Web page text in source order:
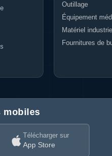
Outillage
Équipement
Matériel industriel
Fournitures de
mobiles
Télécharger sur
App Store